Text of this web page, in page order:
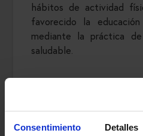
Consentimiento Detalles
hábitos de actividad
favorecido la
mediante la práctica
saludable.